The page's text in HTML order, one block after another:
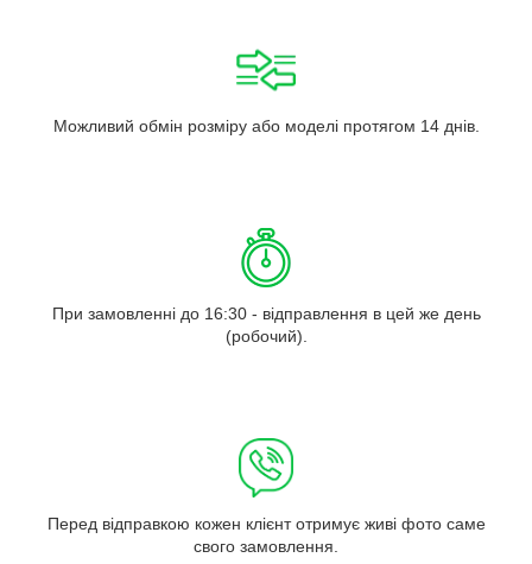
Можливий обмін розміру або моделі протягом 14 днів.
При замовленні до 16:30 - відправлення в цей же день
(робочий).
Перед відправкою кожен клієнт отримує живі фото саме
свого замовлення.